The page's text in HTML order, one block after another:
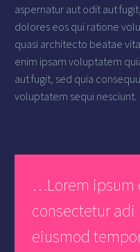
aspernatur aut odit aut
dolores eos qui ratione
quasi architecto beatae
enim ipsam voluptatem
aut fugit, sed quia
voluptatem sequi nesciunt.
…Lorem ipsum
consectetur
eiusmod